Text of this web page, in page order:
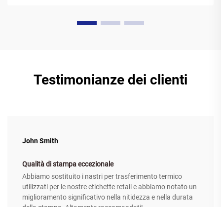
Testimonianze dei clienti
John Smith
Qualità di stampa eccezionale
Abbiamo sostituito i nastri per trasferimento termico
utilizzati per le nostre etichette retail e abbiamo notato un
miglioramento significativo nella nitidezza e nella durata